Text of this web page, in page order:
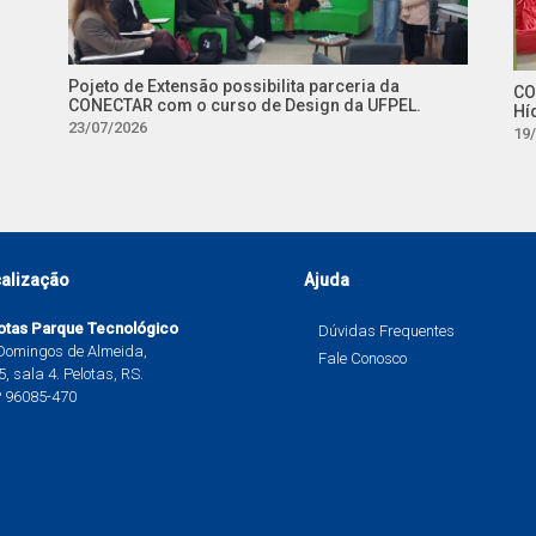
Pojeto de Extensão possibilita parceria da
CONECTAR com o curso de Design da UFPEL.
23/07/2026
Parque Tecnológico
de Almeida,
sala 4. Pelotas, RS.
96085-470
Ajuda
Dúvidas Frequentes
Fale Conosco